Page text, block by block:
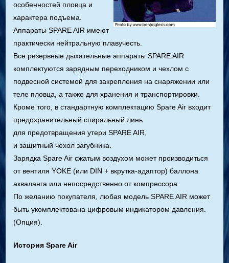
особенностей пловца и
характера подъема.
Аппараты SPARE AIR имеют
практически нейтральную плавучесть.
Все резервные дыхательные аппараты SPARE AIR
комплектуются зарядным переходником и чехлом с
подвесной системой для закрепления на снаряжении или
теле пловца, а также для хранения и транспортировки.
Кроме того, в стандартную комплектацию Spare Air входит
предохранительный спиральный линь
для предотвращения утери SPARE AIR,
и защитный чехол загубника.
Зарядка Spare Air сжатым воздухом может производиться
от вентиля YOKE (или DIN + вкрутка-адаптор) баллона
акваланга или непосредственно от компрессора.
По желанию покупателя, любая модель SPARE AIR может
быть укомплектована цифровым индикатором давления.
(Опция).
История Spare Air